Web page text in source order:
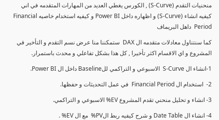
منحنيات التقدم (S-Curve) , الكورس يغطي العديد من المهارات المتقدمه في اني
كيفيه انشاء (S-Curve) و اظهاره داخل Power BI و كيفيه استخدام خاصيه Financial
Period داهل البريماف
كما سنتناول معادلات متقدمه ال DAX ستمكننا منا عرض نسم التقدم و التأخير في
المشروع و اي الاقسام اكثر تأخيرا , كل هذا بشكل تفاعلي و محدث باستمرار.
1-انشاء ال S-Curve الاسبوعي و التراكمي للBaseline داخل ال Power BI.
2- استخدام ال Financial Period في عمل التحديثات و حفظها.
3- انشاء و تحليل منحني تقدم المشروع EV% الاسبوعي و التراكمي.
4- انشاء ال Date Table و شرح كيفيه ربط الPV% مع ال EV% .